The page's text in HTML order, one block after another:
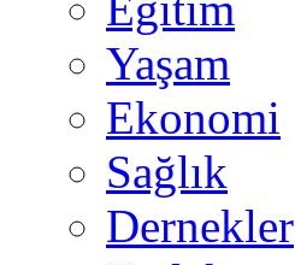
Yaşam
Ekonomi
Sağlık
Dernekler